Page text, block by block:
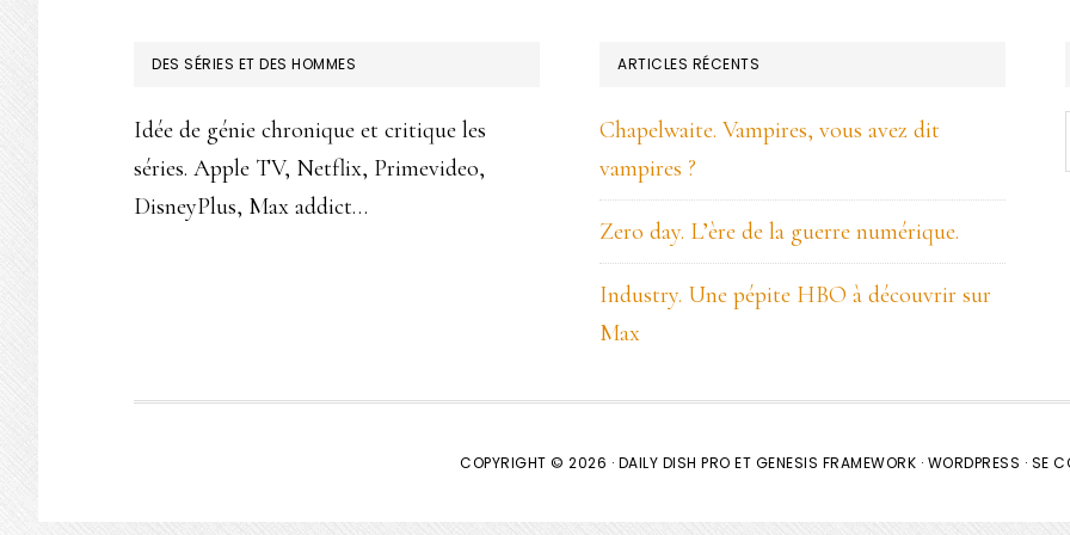
FOOTER
DES SÉRIES ET DES HOMMES
Idée de génie chronique et critique les
séries. Apple TV, Netflix, Primevideo,
DisneyPlus, Max addict…
ARTICLES RÉCENTS
Chapelwaite. Vampires, vous avez dit
vampires ?
Zero day. L’ère de la guerre numérique.
Industry. Une pépite HBO à découvrir sur
Max
COPYRIGHT © 2026 · DAILY DISH PRO ET GENESIS FRAMEWORK · WORDPRESS · SE